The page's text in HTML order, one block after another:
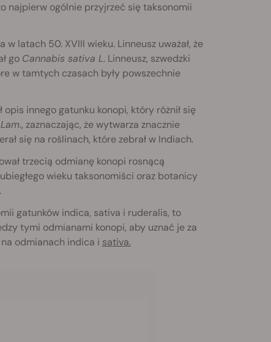
najpierw ogólnie przyjrzeć się taksonomii
latach 50. XVIII wieku. Linneusz uważał, że
go Cannabis sativa L. Linneusz, szwedzki
w tamtych czasach były powszechnie
innego gatunku konopi, który różnił się
Lam., zaznaczając, że wytwarza znacznie
się na roślinach, które zebrał w Indiach.
trzecią odmianę konopi rosnącą
wieku taksonomiści oraz botanicy
gatunków indica, sativa i ruderalis, to
tymi odmianami konopi, aby uznać je za
odmianach indica i sativa.